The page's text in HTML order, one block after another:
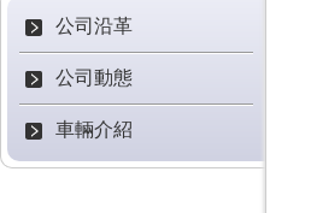
公司沿革
公司動態
車輛介紹